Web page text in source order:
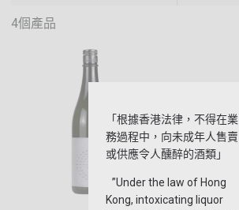
4個產品
「根據香港法律，不得在業
務過程中，向未成年人售賣
或供應令人醺醉的酒類」
”Under the law of Hong
Kong, intoxicating liquor